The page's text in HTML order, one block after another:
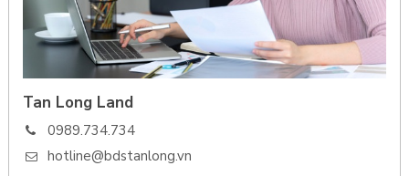
Tan Long Land
0989.734.734
hotline@bdstanlong.vn